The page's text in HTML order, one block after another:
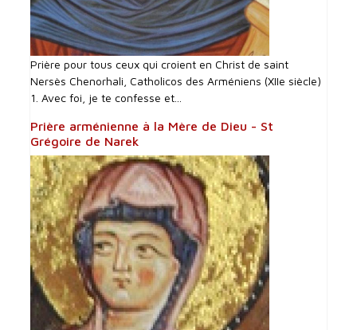
Prière pour tous ceux qui croient en Christ de saint
Nersès Chenorhali, Catholicos des Arméniens (XIIe siècle)
1. Avec foi, je te confesse et...
Prière arménienne à la Mère de Dieu - St
Grégoire de Narek